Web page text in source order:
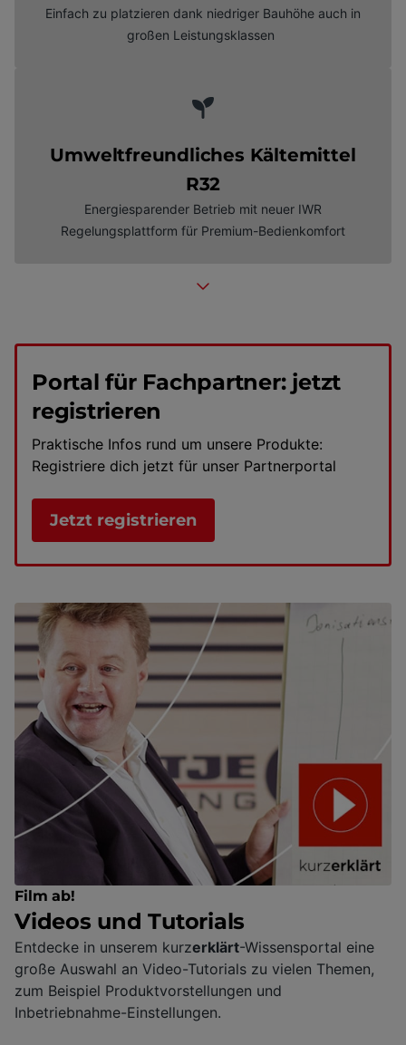
Einfach zu platzieren dank niedriger Bauhöhe auch in
großen Leistungsklassen
Umweltfreundliches Kältemittel
R32
Energiesparender Betrieb mit neuer IWR
Regelungsplattform für Premium-Bedienkomfort
Portal für Fachpartner: jetzt
registrieren
Praktische Infos rund um unsere Produkte:
Registriere dich jetzt für unser Partnerportal
Jetzt registrieren
Film ab!
Videos und Tutorials
Entdecke in unserem kurzerklärt-Wissensportal eine
große Auswahl an Video-Tutorials zu vielen Themen,
zum Beispiel Produktvorstellungen und
Inbetriebnahme-Einstellungen.